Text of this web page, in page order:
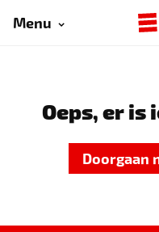
Menu
Oeps, er is
Doorgaan